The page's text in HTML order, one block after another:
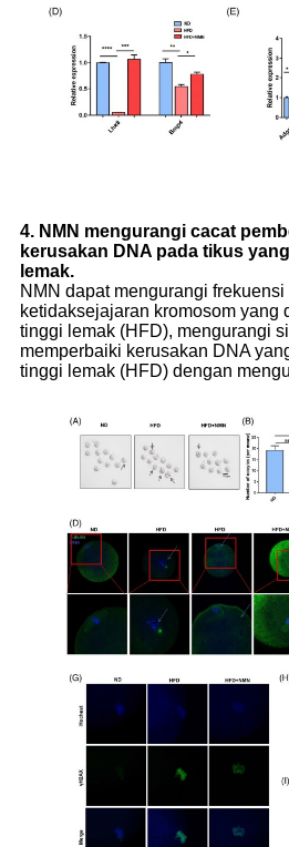
4. NMN mengurangi cacat
kerusakan DNA pada tikus
lemak.
NMN dapat mengurangi
ketidaksejajaran kromosom yang
tinggi lemak (HFD), mengurangi
memperbaiki kerusakan DNA
tinggi lemak (HFD) dengan